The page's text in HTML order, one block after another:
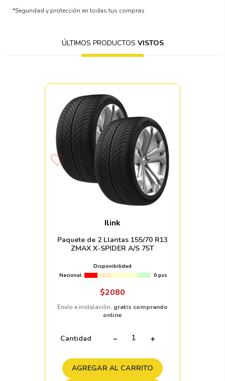
*Seguridad y protección en todas tus compras
ÚLTIMOS PRODUCTOS VISTOS
Ilink
Paquete de 2 Llantas 155/70 R13
ZMAX X-SPIDER A/S 75T
Disponibilidad
Nacional
0 pzs
$2080
Envío e instalación, gratis comprando
online
Cantidad ＋
－
AGREGAR AL CARRITO